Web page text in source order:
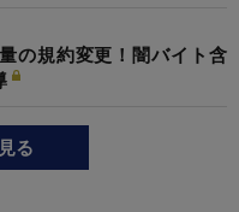
の規約変更！闇バイト含
る